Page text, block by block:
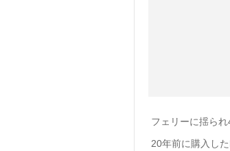
フェリーに揺ら
20年前に購入し